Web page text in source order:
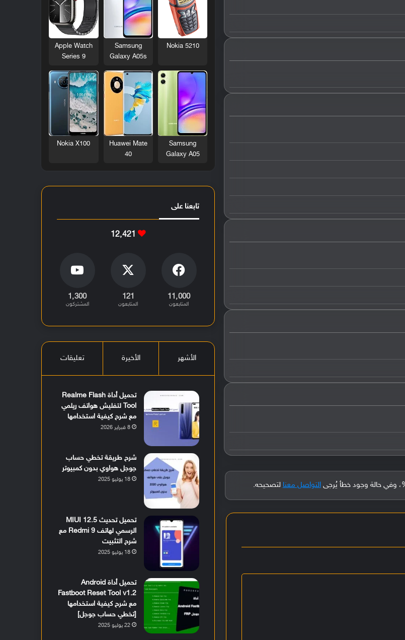
التواصل معنا لتصحيحه.
Nokia 5210
Samsung
Galaxy A05s
Apple Watch
Series 9
Samsung
Galaxy A05
Huawei Mate
40
Nokia X100
تابعنا على
12٬421
11٬000
المتابعون
121
المتابعون
1٬300
المشتركون
الأشهر الأخيرة تعليقات
تحميل أداة Realme Flash
Tool لتفليش هواتف ريلمي
مع شرح كيفية استخدامها
8 فبراير 2026
شرح طريقة تخطي حساب
جوجل هواوي بدون كمبيوتر
18 يوليو 2025
تحميل تحديث MIUI 12.5
الرسمي لهاتف Redmi 9 مع
شرح التثبيت
18 يوليو 2025
تحميل أداة Android
Fastboot Reset Tool v1.2
مع شرح كيفية استخدامها
[تخطي حساب جوجل]
22 يوليو 2025